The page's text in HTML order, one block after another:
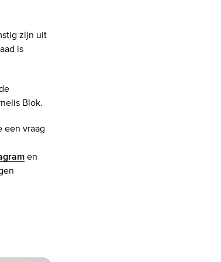
zijn uit
is
Blok.
een vraag
en